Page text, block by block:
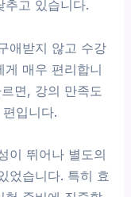
추고 있습니다.
애받지 않고 수강
매우 편리합니
면, 강의 만족도
입니다.
이 뛰어나 별도의
었습니다. 특히 효